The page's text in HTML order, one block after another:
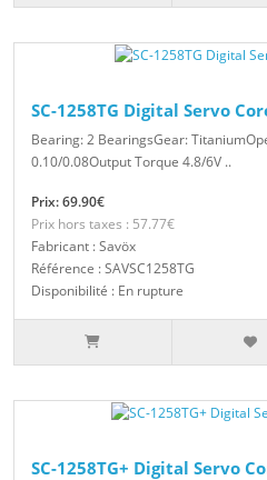
SC-1258TG Digital Servo
Bearing: 2 BearingsGear:
0.10/0.08Output Torque 4.8/6V ..
Prix: 69.90€
Prix hors taxes : 57.77€
Fabricant : Savöx
Référence : SAVSC1258TG
Disponibilité : En rupture
SC-1258TG+ Digital Servo